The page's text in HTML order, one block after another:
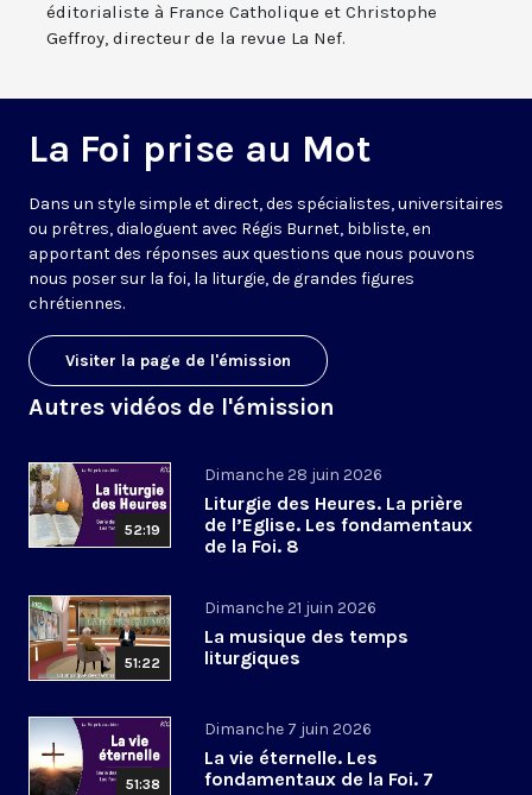
éditorialiste à France Catholique et Christophe
Geffroy, directeur de la revue La Nef.
La Foi prise au Mot
Dans un style simple et direct, des spécialistes, universitaires
ou prêtres, dialoguent avec Régis Burnet, bibliste, en
apportant des réponses aux questions que nous pouvons
nous poser sur la foi, la liturgie, de grandes figures
chrétiennes.
Visiter la page de l'émission
Autres vidéos de l'émission
52:19
Dimanche 28 juin 2026
Liturgie des Heures. La prière
de l’Eglise. Les fondamentaux
de la Foi. 8
51:22
Dimanche 21 juin 2026
La musique des temps
liturgiques
51:38
Dimanche 7 juin 2026
La vie éternelle. Les
fondamentaux de la Foi. 7